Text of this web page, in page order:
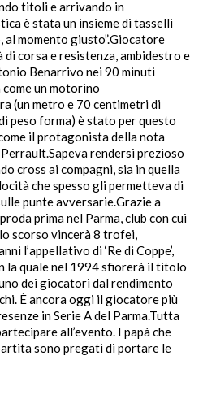
titoli e arrivando in
è stata un insieme di tasselli
momento giusto”.Giocatore
corsa e resistenza, ambidestro e
Benarrivo nei 90 minuti
come un motorino
(un metro e 70 centimetri di
peso forma) è stato per questo
il protagonista della nota
rendersi prezioso
cross ai compagni, sia in quella
che spesso gli permetteva di
punte avversarie.Grazie a
prima nel Parma, club con cui
scorso vincerà 8 trofei,
l’appellativo di ‘Re di Coppe’,
la quale nel 1994 sfiorerà il titolo
dei giocatori dal rendimento
È ancora oggi il giocatore più
in Serie A del Parma.Tutta
all’evento. I papà che
sono pregati di portare le